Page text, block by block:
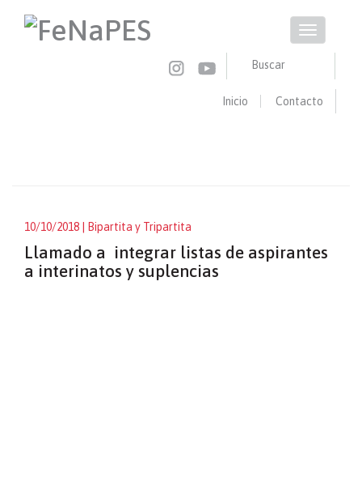
contenido
Toggle
navigation
Buscar
Inicio Contacto
10/10/2018 | Bipartita y Tripartita
Llamado a integrar listas de aspirantes
a interinatos y suplencias